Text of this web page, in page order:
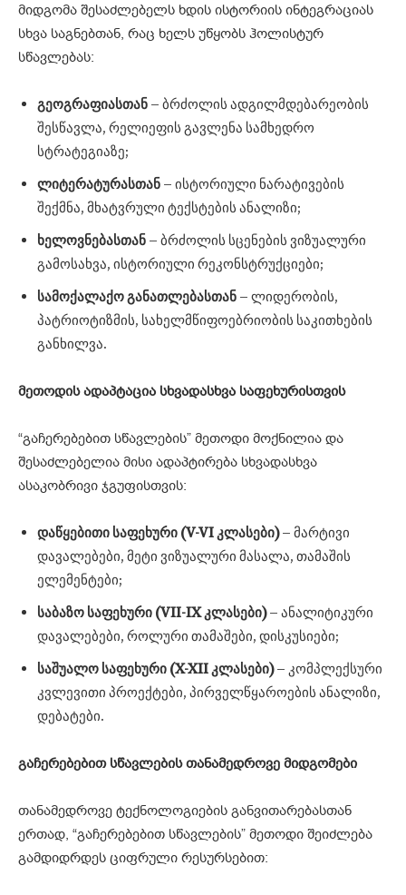
მიდგომა შესაძლებელს ხდის ისტორიის ინტეგრაციას
სხვა საგნებთან, რაც ხელს უწყობს ჰოლისტურ
სწავლებას:
გეოგრაფიასთან – ბრძოლის ადგილმდებარეობის
შესწავლა, რელიეფის გავლენა სამხედრო
სტრატეგიაზე;
ლიტერატურასთან – ისტორიული ნარატივების
შექმნა, მხატვრული ტექსტების ანალიზი;
ხელოვნებასთან – ბრძოლის სცენების ვიზუალური
გამოსახვა, ისტორიული რეკონსტრუქციები;
სამოქალაქოგანათლებასთან – ლიდერობის,
პატრიოტიზმის, სახელმწიფოებრიობის საკითხების
განხილვა.
მეთოდისადაპტაცია სხვადასხვა საფეხურისთვის
“გაჩერებებით სწავლების” მეთოდი მოქნილია და
შესაძლებელია მისი ადაპტირება სხვადასხვა
ასაკობრივი ჯგუფისთვის:
დაწყებითი საფეხური (V-VIკლასები)– მარტივი
დავალებები, მეტი ვიზუალური მასალა, თამაშის
ელემენტები;
საბაზო საფეხური (VII-IXკლასები)– ანალიტიკური
დავალებები, როლური თამაშები, დისკუსიები;
საშუალო საფეხური (X-XIIკლასები)– კომპლექსური
კვლევითი პროექტები, პირველწყაროების ანალიზი,
დებატები.
გაჩერებებით სწავლებისთანამედროვე მიდგომები
თანამედროვე ტექნოლოგიების განვითარებასთან
ერთად, “გაჩერებებით სწავლების” მეთოდი შეიძლება
გამდიდრდეს ციფრული რესურსებით: